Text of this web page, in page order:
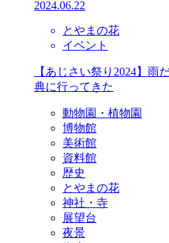
2024.06.22
とやまの花
イベント
【あじさい祭り2024】雨
典に行ってきた
動物園・植物園
博物館
美術館
資料館
歴史
とやまの花
神社・寺
展望台
夜景